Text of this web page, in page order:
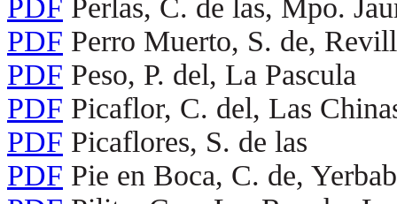
PDF Perlas, C. de las, Mpo.
PDF Perro Muerto, S. de,
PDF Peso, P. del, La Pascula
PDF Picaflor, C. del, Las
PDF Picaflores, S. de las
PDF Pie en Boca, C. de,